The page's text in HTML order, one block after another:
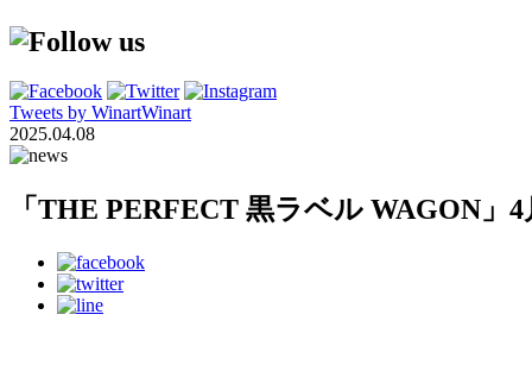
Tweets by WinartWinart
2025.04.08
「THE PERFECT 黒ラベル WAGON」